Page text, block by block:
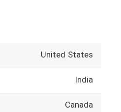
United States
India
Canada